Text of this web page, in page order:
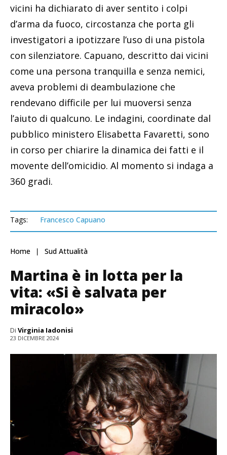
vicini ha dichiarato di aver sentito i colpi
d’arma da fuoco, circostanza che porta gli
investigatori a ipotizzare l’uso di una pistola
con silenziatore. Capuano, descritto dai vicini
come una persona tranquilla e senza nemici,
aveva problemi di deambulazione che
rendevano difficile per lui muoversi senza
l’aiuto di qualcuno. Le indagini, coordinate dal
pubblico ministero Elisabetta Favaretti, sono
in corso per chiarire la dinamica dei fatti e il
movente dell’omicidio. Al momento si indaga a
360 gradi.
Tags: Francesco Capuano
Home Sud Attualità
Martina è in lotta per la
vita: «Si è salvata per
miracolo»
Di Virginia Iadonisi
23 DICEMBRE 2024